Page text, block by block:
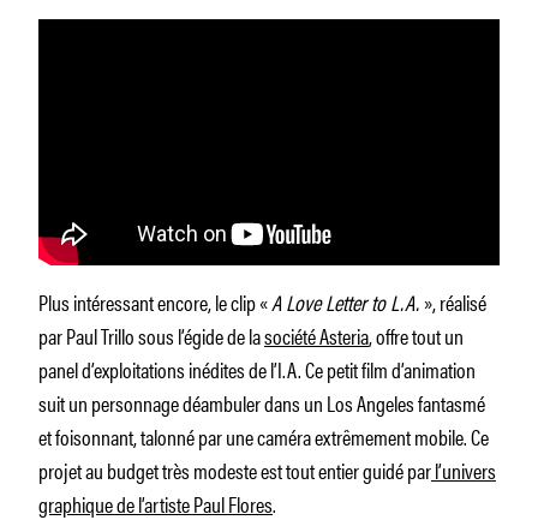
Plus intéressant encore, le clip «A Love Letter to L.A.», réalisé
par Paul Trillo sous l’égide de lasociété Asteria, offre tout un
panel d’exploitations inédites de l’I.A. Ce petit film d’animation
suit un personnage déambuler dans un Los Angeles fantasmé
et foisonnant, talonné par une caméra extrêmement mobile. Ce
projet au budget très modeste est tout entier guidé parl’univers
graphique de l’artiste Paul Flores.